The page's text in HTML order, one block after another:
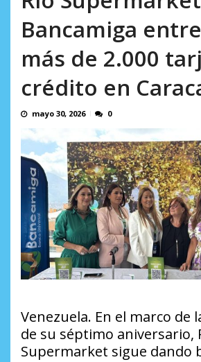
Bancamiga
más de 2.000
crédito en
mayo 30, 2026 0
Venezuela. En el marco de
de su séptimo aniversario,
Supermarket sigue dando